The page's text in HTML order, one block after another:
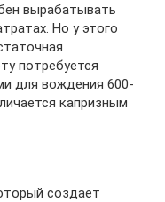
вырабатывать
Но у этого
потребуется
для вождения 600-
капризным
создает